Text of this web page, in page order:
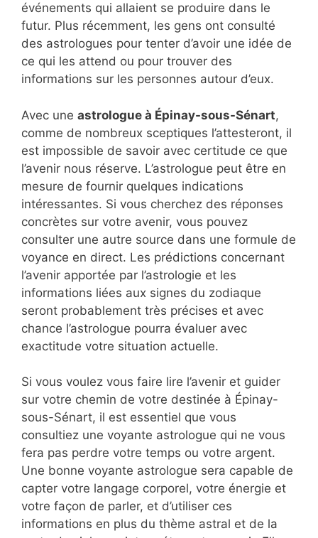
événements qui allaient se produire dans le
futur. Plus récemment, les gens ont consulté
des astrologues pour tenter d’avoir une idée de
ce qui les attend ou pour trouver des
informations sur les personnes autour d’eux.
Avec une astrologue à Épinay-sous-Sénart,
comme de nombreux sceptiques l’attesteront, il
est impossible de savoir avec certitude ce que
l’avenir nous réserve. L’astrologue peut être en
mesure de fournir quelques indications
intéressantes. Si vous cherchez des réponses
concrètes sur votre avenir, vous pouvez
consulter une autre source dans une formule de
voyance en direct. Les prédictions concernant
l’avenir apportée par l’astrologie et les
informations liées aux signes du zodiaque
seront probablement très précises et avec
chance l’astrologue pourra évaluer avec
exactitude votre situation actuelle.
Si vous voulez vous faire lire l’avenir et guider
sur votre chemin de votre destinée à Épinay-
sous-Sénart, il est essentiel que vous
consultiez une voyante astrologue qui ne vous
fera pas perdre votre temps ou votre argent.
Une bonne voyante astrologue sera capable de
capter votre langage corporel, votre énergie et
votre façon de parler, et d’utiliser ces
informations en plus du thème astral et de la